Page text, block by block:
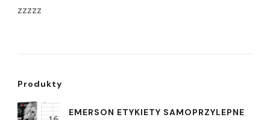
zzzzz
Produkty
EMERSON ETYKIETY SAMOPRZYLEPNE